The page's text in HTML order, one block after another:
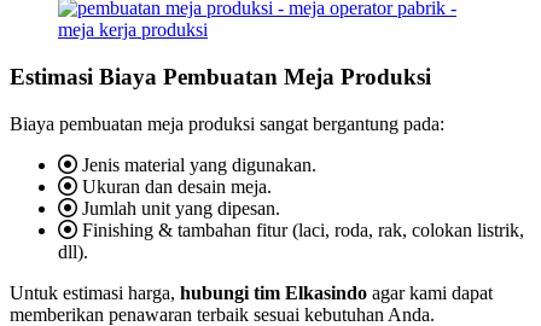
Estimasi Biaya Pembuatan Meja Produksi
Biaya pembuatan meja produksi sangat bergantung pada:
Jenis material yang digunakan.
Ukuran dan desain meja.
Jumlah unit yang dipesan.
Finishing & tambahan fitur (laci, roda, rak, colokan listrik,
dll).
Untuk estimasi harga, hubungi tim Elkasindo agar kami dapat
memberikan penawaran terbaik sesuai kebutuhan Anda.